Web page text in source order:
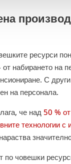
ресурси
набирането на
С
на персонала.
че над 50 %
технологии с
по човешки